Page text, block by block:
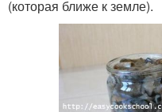
(которая ближе к земле).